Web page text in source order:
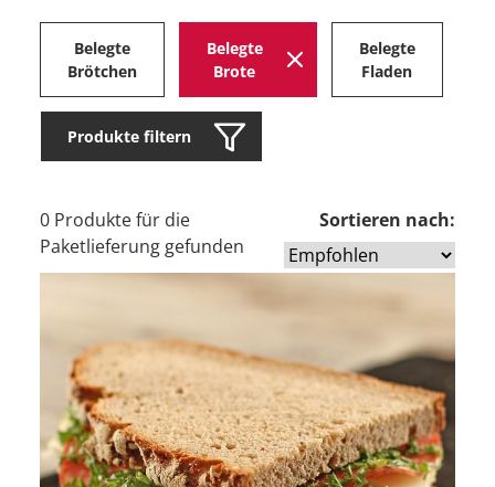
Belegte
Brötchen
Belegte
Brote
Belegte
Fladen
Produkte filtern
0 Produkte für die
Paketlieferung gefunden
Sortieren nach: